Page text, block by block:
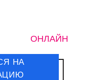
ОНЛАЙН
НА